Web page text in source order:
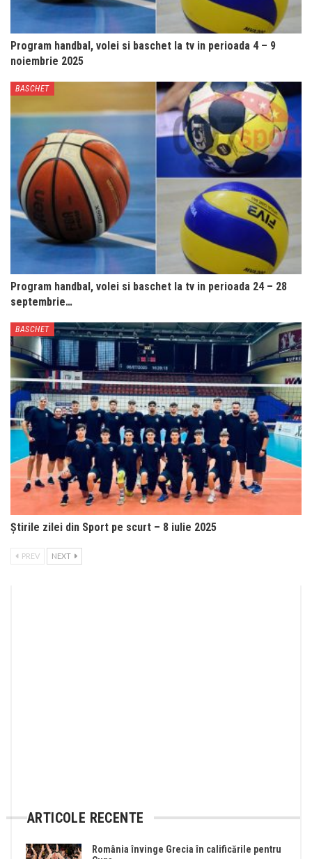
Program handbal, volei si baschet la tv in perioada 4 – 9
noiembrie 2025
BASCHET
Program handbal, volei si baschet la tv in perioada 24 – 28
septembrie…
BASCHET
Știrile zilei din Sport pe scurt – 8 iulie 2025
PREV NEXT
ARTICOLE RECENTE
România învinge Grecia în calificările pentru